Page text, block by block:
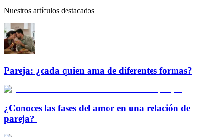
Nuestros artículos destacados
Pareja: ¿cada quien ama de diferentes formas?
¿Conoces las fases del amor en una relación de
pareja?